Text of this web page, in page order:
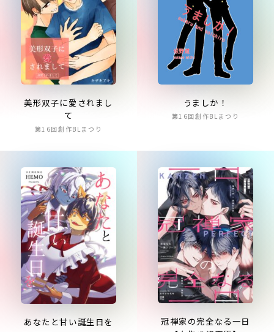
美形双子に愛されまし
て
第16回創作BLまつり
うましか！
第16回創作BLまつり
あなたと甘い誕生日を
冠禅家の完全なる一日